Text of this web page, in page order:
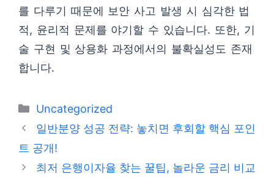
를 다루기 때문에 보안 사고 발생 시 심각한 법
적, 윤리적 문제를 야기할 수 있습니다. 또한, 기
술 구현 및 상용화 과정에서의 불확실성도 존재
합니다.
카
테
리
Uncategorized
일반분양 성공 전략: 놓치면 후회할 핵심 포인
트 공개!
최저 은행이자율 찾는 꿀팁, 놀라운 금리 비교